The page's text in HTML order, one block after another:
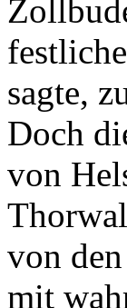
sagte,
Doch
von
von
mit